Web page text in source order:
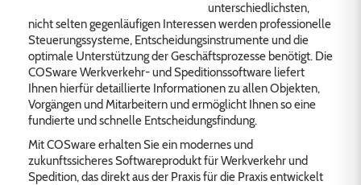
unterschiedlichsten,
nicht selten gegenläufigen Interessen werden professionelle
Steuerungssysteme, Entscheidungsinstrumente und die
optimale Unterstützung der Geschäftsprozesse benötigt. Die
COSware Werkverkehr- und Speditionssoftware liefert
Ihnen hierfür detaillierte Informationen zu allen Objekten,
Vorgängen und Mitarbeitern und ermöglicht Ihnen so eine
fundierte und schnelle Entscheidungsfindung.
Mit COSware erhalten Sie ein modernes und
zukunftssicheres Softwareprodukt für Werkverkehr und
Spedition, das direkt aus der Praxis für die Praxis entwickelt